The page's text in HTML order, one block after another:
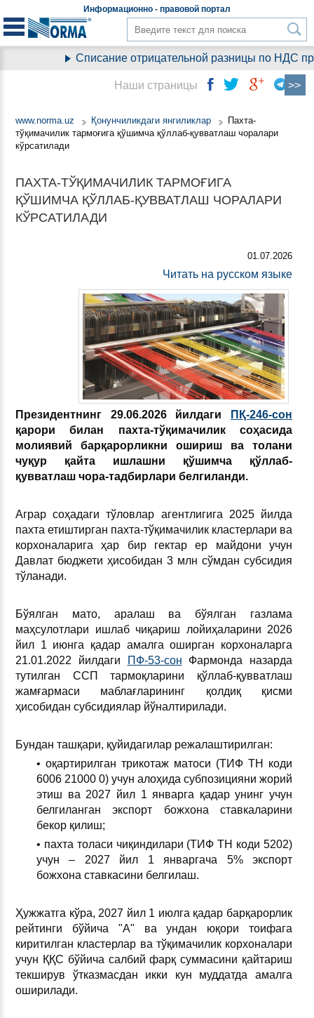
Информационно - правовой портал
Списание отрицательной разницы по НДС
www.norma.uz Қонунчиликдаги янгиликлар
Пахта-
тўқимачилик тармоғига қўшимча қўллаб-қувватлаш чоралари
кўрсатилади
ПАХТА-ТЎҚИМАЧИЛИК ТАРМОҒИГА
ҚЎШИМЧА ҚЎЛЛАБ-ҚУВВАТЛАШ ЧОРАЛАРИ
КЎРСАТИЛАДИ
01.07.2026
Читать на русском языке
Президентнинг 29.06.2026 йилдаги
ПҚ-246-сон
қарори билан пахта-тўқимачилик соҳасида
молиявий барқарорликни ошириш ва толани
чуқур қайта ишлашни қўшимча қўллаб-
қувватлаш чора-тадбирлари белгиланди.
Аграр соҳадаги тўловлар агентлигига 2025 йилда
пахта етиштирган пахта-тўқимачилик кластерлари ва
корхоналарига ҳар бир гектар ер майдони учун
Давлат бюджети ҳисобидан 3 млн сўмдан субсидия
тўланади.
Бўялган мато, аралаш ва бўялган газлама
маҳсулотлари ишлаб чиқариш лойиҳаларини 2026
йил 1 июнга қадар амалга оширган корхоналарга
21.01.2022 йилдаги
ПФ-53-сон Фармонда назарда
тутилган ССП тармоқларини қўллаб-қувватлаш
жамғармаси маблағларининг қолдиқ қисми
ҳисобидан субсидиялар йўналтирилади.
Бундан ташқари, қуйидагилар режалаштирилган:
• оқартирилган трикотаж матоси (ТИФ ТН коди
6006 21000 0) учун алоҳида субпозицияни жорий
этиш ва 2027 йил 1 январга қадар унинг учун
белгиланган экспорт божхона ставкаларини
бекор қилиш;
• пахта толаси чиқиндилари (ТИФ ТН коди 5202)
учун – 2027 йил 1 январгача 5% экспорт
божхона ставкасини белгилаш.
Ҳужжатга кўра, 2027 йил 1 июлга қадар барқарорлик
рейтинги бўйича "А" ва ундан юқори тоифага
киритилган кластерлар ва тўқимачилик корхоналари
учун ҚҚС бўйича салбий фарқ суммасини қайтариш
текширув ўтказмасдан икки кун муддатда амалга
оширилади.
Наши страницы